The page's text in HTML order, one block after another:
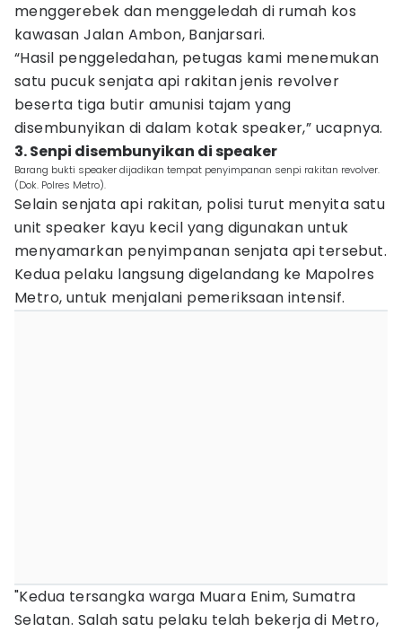
menggerebek dan menggeledah di rumah kos
kawasan Jalan Ambon, Banjarsari.
“Hasil penggeledahan, petugas kami menemukan
satu pucuk senjata api rakitan jenis revolver
beserta tiga butir amunisi tajam yang
disembunyikan di dalam kotak speaker,” ucapnya.
3. Senpi disembunyikan di speaker
Barang bukti speaker dijadikan tempat penyimpanan senpi rakitan revolver.
(Dok. Polres Metro).
Selain senjata api rakitan, polisi turut menyita satu
unit speaker kayu kecil yang digunakan untuk
menyamarkan penyimpanan senjata api tersebut.
Kedua pelaku langsung digelandang ke Mapolres
Metro, untuk menjalani pemeriksaan intensif.
"Kedua tersangka warga Muara Enim, Sumatra
Selatan. Salah satu pelaku telah bekerja di Metro,